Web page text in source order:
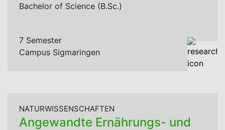
Bachelor of Science (B.Sc.)
7 Semester
Campus Sigmaringen
NATURWISSENSCHAFTEN
Angewandte Ernährungs- und